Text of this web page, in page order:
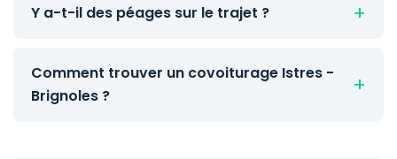
Y a-t-il des péages sur le trajet ?
Comment trouver un covoiturage Istres -
Brignoles ?